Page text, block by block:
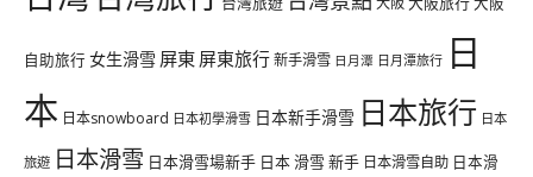
自助旅行 女生滑雪 屏東 屏東旅行新手滑雪 日月潭 日月潭旅行 日
本 日本snowboard 日本初學滑雪 日本新手滑雪 日本旅行 日本
旅遊 日本滑雪 日本滑雪場新手 日本 滑雪 新手 日本滑雪自助 日本滑